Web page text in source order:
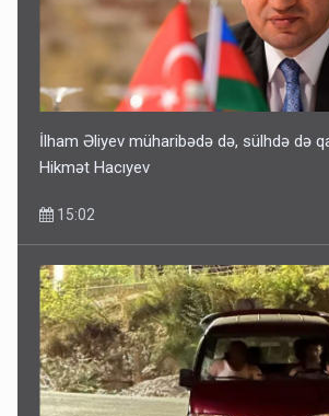
İlham Əliyev müharibədə də, sülhdə də
Hikmət Hacıyev
15:02